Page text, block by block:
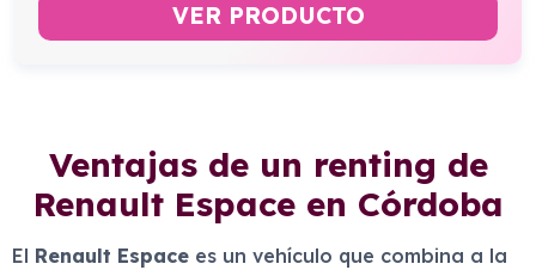
VER PRODUCTO
Ventajas de un renting de
Renault Espace en Córdoba
El Renault Espace es un vehículo que combina a la